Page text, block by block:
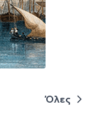
Όλες